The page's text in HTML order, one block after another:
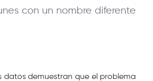
con un nombre diferente
datos demuestran que el problema